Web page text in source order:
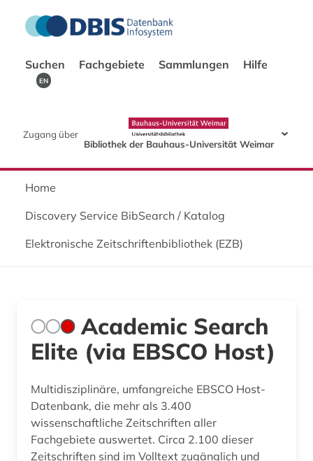
Suchen Fachgebiete Sammlungen Hilfe
EN
Zugang über
Bibliothek der Bauhaus-Universität Weimar
Home
Discovery Service BibSearch / Katalog
Elektronische Zeitschriftenbibliothek (EZB)
Academic Search
Elite (via EBSCO Host)
Multidisziplinäre, umfangreiche EBSCO Host-
Datenbank, die mehr als 3.400
wissenschaftliche Zeitschriften aller
Fachgebiete auswertet. Circa 2.100 dieser
Zeitschriften sind im Volltext zugänglich und